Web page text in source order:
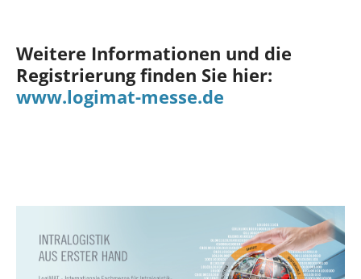
Weitere Informationen und die
Registrierung finden Sie hier:
www.logimat-messe.de